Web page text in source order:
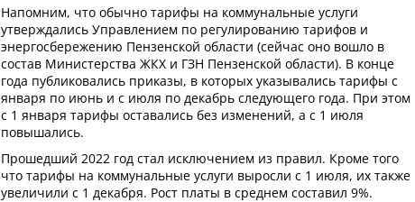
Напомним, что обычно тарифы на коммунальные услуги
утверждались Управлением по регулированию тарифов и
энергосбережению Пензенской области (сейчас оно вошло в
состав Министерства ЖКХ и ГЗН Пензенской области). В конце
года публиковались приказы, в которых указывались тарифы с
января по июнь и с июля по декабрь следующего года. При этом
с 1 января тарифы оставались без изменений, а с 1 июля
повышались.
Прошедший 2022 год стал исключением из правил. Кроме того
что тарифы на коммунальные услуги выросли с 1 июля, их также
увеличили с 1 декабря. Рост платы в среднем составил 9%.